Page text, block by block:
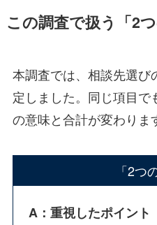
この調査で扱う「2
本調査では、相談先選び
定しました。同じ項目
の意味と合計が変わりま
「2つ
A：重視したポイント